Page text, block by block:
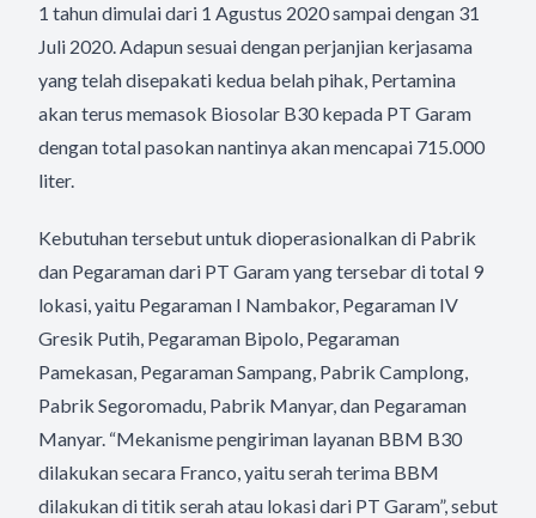
1 tahun dimulai dari 1 Agustus 2020 sampai dengan 31
Juli 2020. Adapun sesuai dengan perjanjian kerjasama
yang telah disepakati kedua belah pihak, Pertamina
akan terus memasok Biosolar B30 kepada PT Garam
dengan total pasokan nantinya akan mencapai 715.000
liter.
Kebutuhan tersebut untuk dioperasionalkan di Pabrik
dan Pegaraman dari PT Garam yang tersebar di total 9
lokasi, yaitu Pegaraman I Nambakor, Pegaraman IV
Gresik Putih, Pegaraman Bipolo, Pegaraman
Pamekasan, Pegaraman Sampang, Pabrik Camplong,
Pabrik Segoromadu, Pabrik Manyar, dan Pegaraman
Manyar. “Mekanisme pengiriman layanan BBM B30
dilakukan secara Franco, yaitu serah terima BBM
dilakukan di titik serah atau lokasi dari PT Garam”, sebut